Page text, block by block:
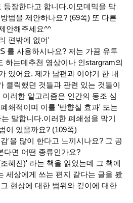
등장한다고 합니다.이모데믹을 막
법을 제안하나요? (69쪽) 또 다른
안해주세요^^
편밖에 없어'
를 사용하시나요? 저는 가끔 유투
하는데추천 영상이나 인stargram의
있어요. 제가 남편과 이야기 한 내
클릭했던 것들과 관련 있는 것들이
러한 알고리즘은 인간의 동조 심
쇄적이며 이를 '반향실 효과' 또는
말합니다.이러한 폐쇄성을 막기
이 있을까요? (109쪽)
'을 많이 한다고 느끼시나요? 그 공
다면 어떤 종류인가요?
혜진)' 라는 책을 읽었는데 그 책에
세상에게 쓰는 편지 같다는 글을 봤
현상에 대한 범위와 깊이에 대한